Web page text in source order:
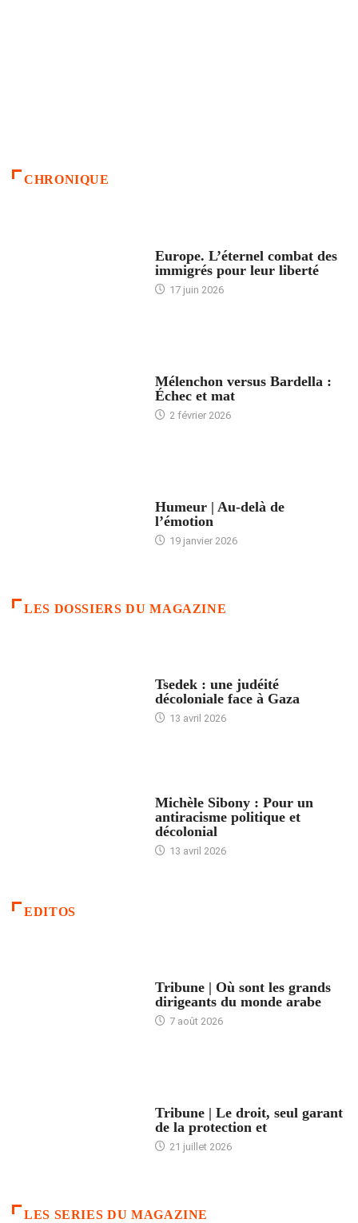
CHRONIQUE
Europe. L’éternel combat des
immigrés pour leur liberté
17 juin 2026
Mélenchon versus Bardella :
Échec et mat
2 février 2026
Humeur | Au-delà de
l’émotion
19 janvier 2026
LES DOSSIERS DU MAGAZINE
Tsedek : une judéité
décoloniale face à Gaza
13 avril 2026
Michèle Sibony : Pour un
antiracisme politique et
décolonial
13 avril 2026
EDITOS
Tribune | Où sont les grands
dirigeants du monde arabe
7 août 2026
Tribune | Le droit, seul garant
de la protection et
21 juillet 2026
LES SERIES DU MAGAZINE